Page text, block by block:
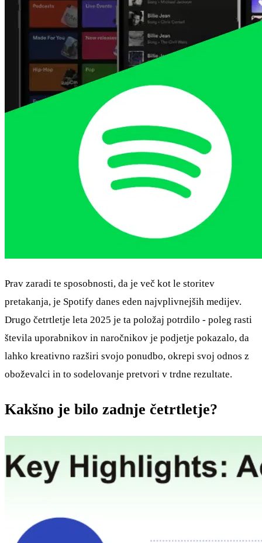
Prav zaradi te sposobnosti, da je več kot le storitev
pretakanja, je Spotify danes eden najvplivnejših medijev.
Drugo četrtletje leta 2025 je ta položaj potrdilo - poleg rasti
števila uporabnikov in naročnikov je podjetje pokazalo, da
lahko kreativno razširi svojo ponudbo, okrepi svoj odnos z
oboževalci in to sodelovanje pretvori v trdne rezultate.
Kakšno je bilo zadnje četrtletje?